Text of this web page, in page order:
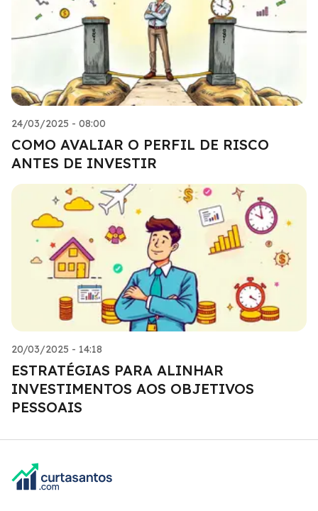
24/03/2025 - 08:00
COMO AVALIAR O PERFIL DE RISCO
ANTES DE INVESTIR
20/03/2025 - 14:18
ESTRATÉGIAS PARA ALINHAR
INVESTIMENTOS AOS OBJETIVOS
PESSOAIS